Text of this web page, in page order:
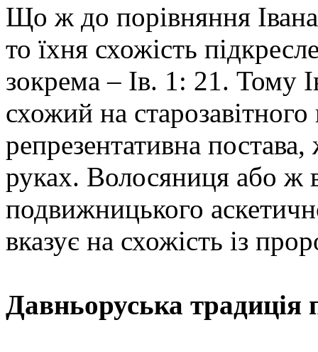
Що ж до порівняння
то їхня схожість
зокрема – Ів. 1: 21. Тому
схожий на
репрезентативна
руках. Волосяниця або ж
подвижницького
вказує на схожість із
Давньоруська традиція